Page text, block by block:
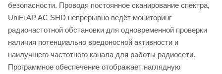
безопасности. Проводя постоянное сканирование спектра,
UniFi AP AC SHD непрерывно ведёт мониторинг
радиочастотной обстановки для одновременной проверки
наличия потенциально вредоносной активности и
наилучшего частотного канала для работы радиосети.
Программное обеспечение отображает наглядную